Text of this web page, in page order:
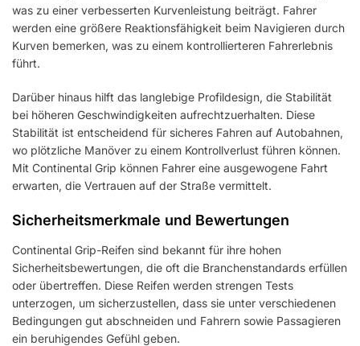
was zu einer verbesserten Kurvenleistung beiträgt. Fahrer
werden eine größere Reaktionsfähigkeit beim Navigieren durch
Kurven bemerken, was zu einem kontrollierteren Fahrerlebnis
führt.
Darüber hinaus hilft das langlebige Profildesign, die Stabilität
bei höheren Geschwindigkeiten aufrechtzuerhalten. Diese
Stabilität ist entscheidend für sicheres Fahren auf Autobahnen,
wo plötzliche Manöver zu einem Kontrollverlust führen können.
Mit Continental Grip können Fahrer eine ausgewogene Fahrt
erwarten, die Vertrauen auf der Straße vermittelt.
Sicherheitsmerkmale und Bewertungen
Continental Grip-Reifen sind bekannt für ihre hohen
Sicherheitsbewertungen, die oft die Branchenstandards erfüllen
oder übertreffen. Diese Reifen werden strengen Tests
unterzogen, um sicherzustellen, dass sie unter verschiedenen
Bedingungen gut abschneiden und Fahrern sowie Passagieren
ein beruhigendes Gefühl geben.